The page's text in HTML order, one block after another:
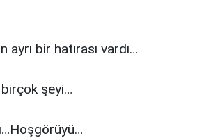
bir hatırası vardı…
birçok şeyi…